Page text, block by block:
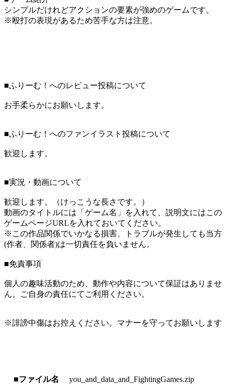
シンプルだけれどアクションの要素が強めのゲームです。
※殴打の表現があるため苦手な方は注意。
■ふりーむ！へのレビュー投稿について
お手柔らかにお願いします。
■ふりーむ！へのファンイラスト投稿について
歓迎します。
■実況・動画について
歓迎します。（けっこうな長さです。）
動画のタイトルには「ゲーム名」を入れて、説明文にはこの
ゲームページURLを入れておいてください。
※この作品関係でいかなる損害、トラブルが発生しても当方
(作者、関係者)は一切責任を負いません。
■免責事項
個人の趣味活動のため、動作や内容について保証はありませ
ん。ご自身の責任にてご利用ください。
※誹謗中傷はお控えください。マナーを守ってお願いします
■ファイル名
you_and_data_and_FightingGames.zip